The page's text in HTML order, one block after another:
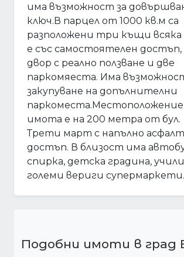
има възможност за
ключ.В парцел от 1000 кв.м са
разположени три къщи
е със самостоятелен достъп,
двор с реално ползване и две
паркомяеста. Има
закупуване на допълнителни
имота е на 200 метра от бул.
Трети март с напълно
достъп. В близост има
спирка, детска градина,
големи вериги супермаркети.
Подобни имоти в град